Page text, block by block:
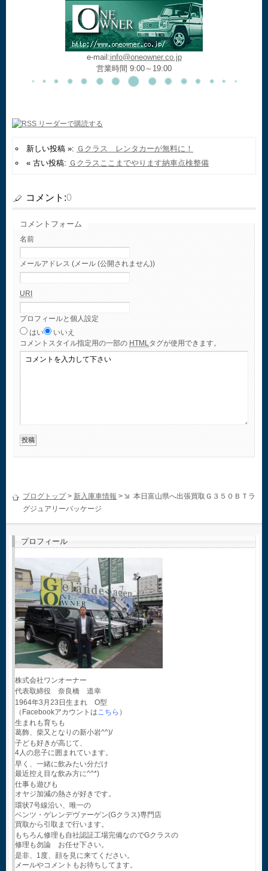
e-mail:info@oneowner.co.jp
営業時間 9:00～19:00
新しい投稿 »: Ｇクラス レンタカーが無料に！
« 古い投稿: Ｇクラスここまでやります納車点検整備
コメント:0
コメントフォーム
名前
メールアドレス (メール (公開されません))
URI
プロフィールと個人設定
はい
いいえ
コメント スタイル指定用の一部の HTML タグが使用できます。
ブログトップ> 新入庫車情報 >
本日富山県へ出張買取Ｇ３５０ＢＴラ
グジュアリーパッケージ
プロフィール
株式会社ワンオーナー
代表取締役 奈良橋 道幸
1964年3月23日生まれ O型
（Facebookアカウントは こちら ）
生まれも育ちも
葛飾、柴又となりの新小岩^^)/
子ども好きが高じて、
4人の息子に囲まれています。
早く、一緒に飲みたい分だけ
最近控え目な飲み方に^^*)
仕事も遊びも
オヤジ加減の熱さが好きです。
環状7号線沿い、唯一の
ベンツ・ゲレンデヴァーゲン(Gクラス)専門店
買取から引取まで行います。
もちろん修理も自社認証工場完備なのでGクラスの
修理も勿論 お任せ下さい。
是非、1度、顔を見に来てください。
メールやコメントもお待ちしてます。